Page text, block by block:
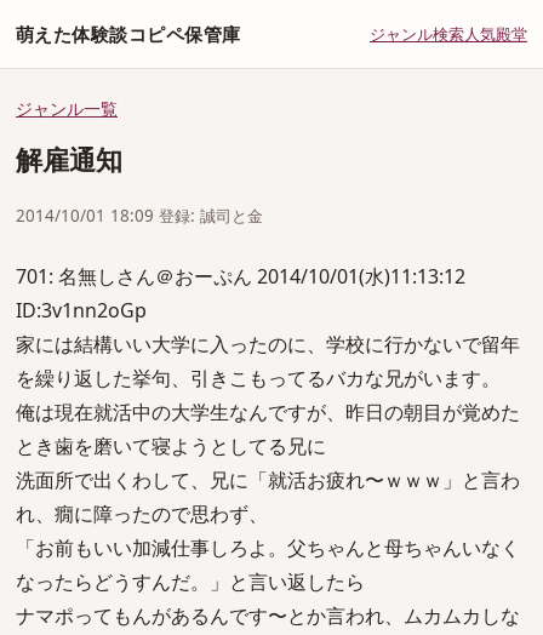
萌えた体験談コピペ保管庫 ジャンル検索人気殿堂
ジャンル一覧
解雇通知
2014/10/01 18:09 登録: 誠司と金
701: 名無しさん＠おーぷん 2014/10/01(水)11:13:12
ID:3v1nn2oGp
家には結構いい大学に入ったのに、学校に行かないで留年
を繰り返した挙句、引きこもってるバカな兄がいます。
俺は現在就活中の大学生なんですが、昨日の朝目が覚めた
とき歯を磨いて寝ようとしてる兄に
洗面所で出くわして、兄に「就活お疲れ〜ｗｗｗ」と言わ
れ、癇に障ったので思わず、
「お前もいい加減仕事しろよ。父ちゃんと母ちゃんいなく
なったらどうすんだ。」と言い返したら
ナマポってもんがあるんです〜とか言われ、ムカムカしな